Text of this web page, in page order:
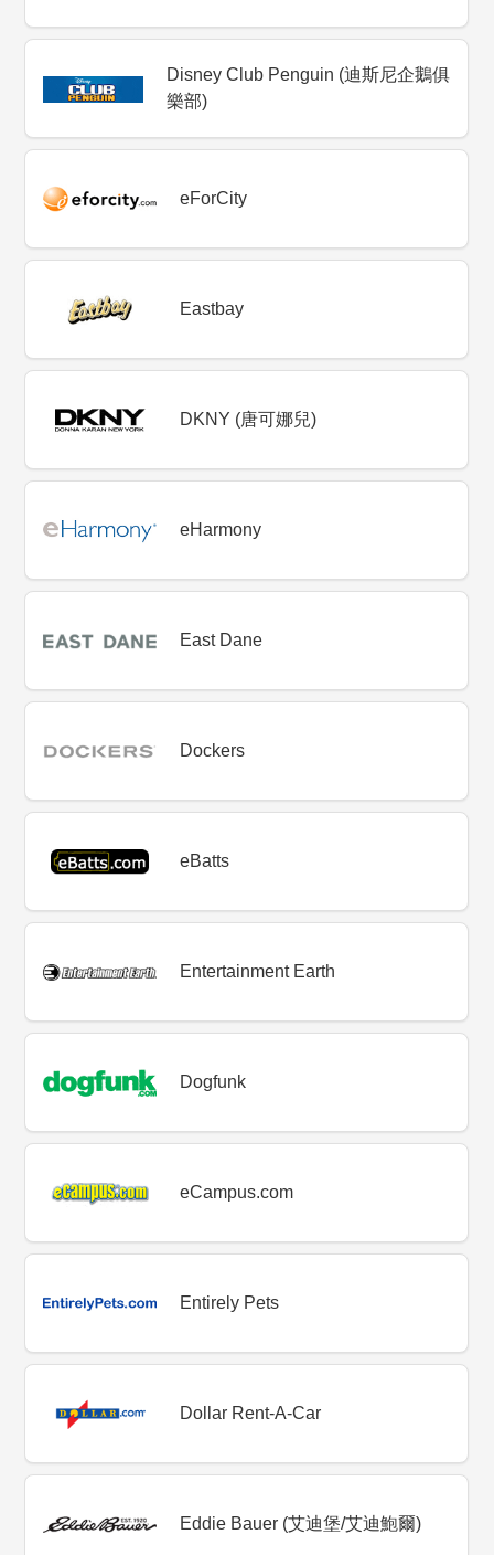
Disney Club Penguin (迪斯尼企鵝俱
樂部)
eForCity
Eastbay
DKNY (唐可娜兒)
eHarmony
East Dane
Dockers
eBatts
Entertainment Earth
Dogfunk
eCampus.com
Entirely Pets
Dollar Rent-A-Car
Eddie Bauer (艾迪堡/艾迪鮑爾)